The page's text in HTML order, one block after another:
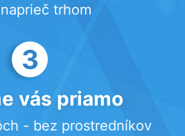
trhom
3
vás priamo
- bez prostredníkov